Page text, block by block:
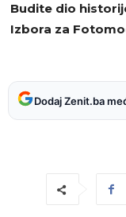
Budite dio
Izbora za
Dodaj Zenit.ba